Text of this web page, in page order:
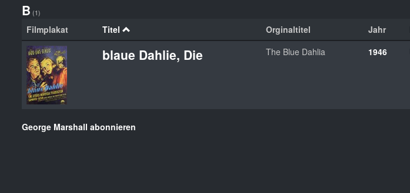
B (1)
Filmplakat Titel Orginaltitel Jahr
blaue Dahlie, Die The Blue Dahlia 1946
George Marshall abonnieren